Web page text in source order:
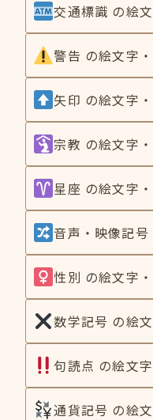
交通標識 の絵
警告 の絵文字
矢印 の絵文字
宗教 の絵文字
星座 の絵文字
音声・映像記
性別 の絵文字
数学記号 の絵
句読点 の絵文
通貨記号 の絵